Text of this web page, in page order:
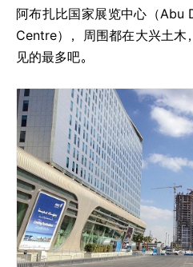
阿布扎比国家展览中心（
Centre），周围都在大兴土木
见的最多吧。